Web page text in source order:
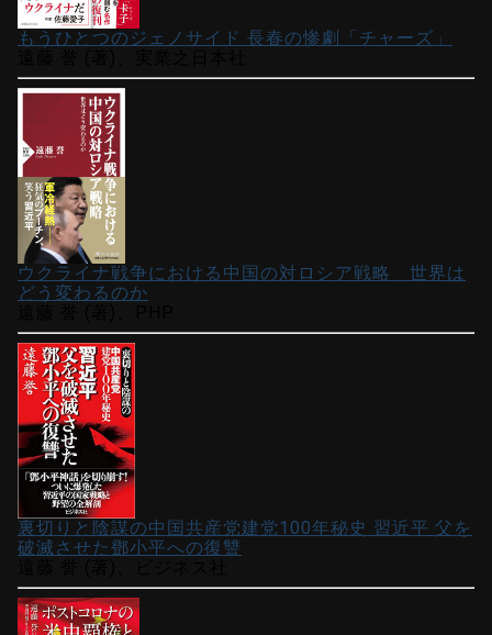
もうひとつのジェノサイド 長春の惨劇「チャーズ」
ウクライナ戦争における中国の対ロシア戦略 世界は
どう変わるのか
裏切りと陰謀の中国共産党建党100年秘史 習近平 父を
破滅させた鄧小平への復讐